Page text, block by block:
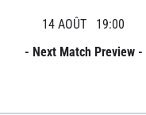
14 AOÛT
19:00
- Next Match Preview -